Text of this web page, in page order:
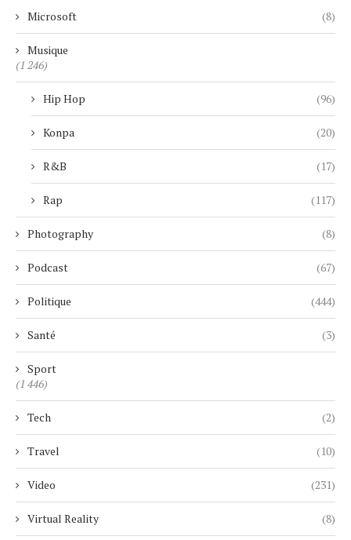
Microsoft (8)
Musique
(1 246)
Hip Hop (96)
Konpa (20)
R&B (17)
Rap (117)
Photography (8)
Podcast (67)
Politique (444)
Santé (3)
Sport
(1 446)
Tech (2)
Travel (10)
Video (231)
Virtual Reality (8)